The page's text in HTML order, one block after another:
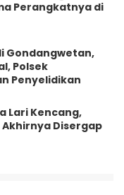
Perangkatnya di
Gondangwetan,
Polsek
Penyelidikan
Lari Kencang,
Disergap